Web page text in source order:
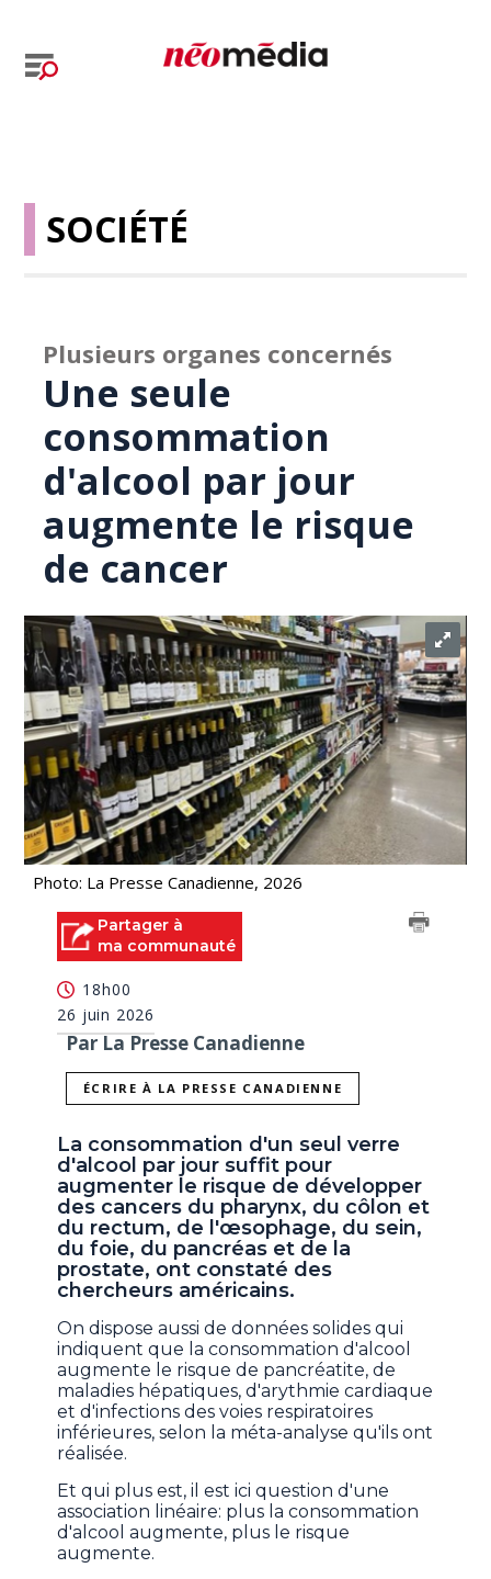
SOCIÉTÉ
Plusieurs organes concernés
Une seule
consommation
d'alcool par jour
augmente le risque
de cancer
Photo: La Presse Canadienne, 2026
Partager à
ma communauté
18h00
26 juin 2026
Par La Presse Canadienne
ÉCRIRE À LA PRESSE CANADIENNE
La consommation d'un seul verre
d'alcool par jour suffit pour
augmenter le risque de développer
des cancers du pharynx, du côlon et
du rectum, de l'œsophage, du sein,
du foie, du pancréas et de la
prostate, ont constaté des
chercheurs américains.
On dispose aussi de données solides qui
indiquent que la consommation d'alcool
augmente le risque de pancréatite, de
maladies hépatiques, d'arythmie cardiaque
et d'infections des voies respiratoires
inférieures, selon la méta-analyse qu'ils ont
réalisée.
Et qui plus est, il est ici question d'une
association linéaire: plus la consommation
d'alcool augmente, plus le risque
augmente.